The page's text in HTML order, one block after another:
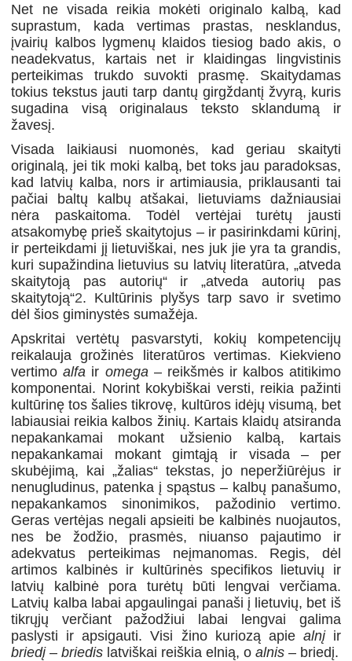
Net ne visada reikia mokėti originalo kalbą, kad
suprastum, kada vertimas prastas, nesklandus,
įvairių kalbos lygmenų klaidos tiesiog bado akis, o
neadekvatus, kartais net ir klaidingas lingvistinis
perteikimas trukdo suvokti prasmę. Skaitydamas
tokius tekstus jauti tarp dantų girgždantį žvyrą, kuris
sugadina visą originalaus teksto sklandumą ir
žavesį.
Visada laikiausi nuomonės, kad geriau skaityti
originalą, jei tik moki kalbą, bet toks jau paradoksas,
kad latvių kalba, nors ir artimiausia, priklausanti tai
pačiai baltų kalbų atšakai, lietuviams dažniausiai
nėra paskaitoma. Todėl vertėjai turėtų jausti
atsakomybę prieš skaitytojus – ir pasirinkdami kūrinį,
ir perteikdami jį lietuviškai, nes juk jie yra ta grandis,
kuri supažindina lietuvius su latvių literatūra, „atveda
skaitytoją pas autorių“ ir „atveda autorių pas
skaitytoją“2. Kultūrinis plyšys tarp savo ir svetimo
dėl šios giminystės sumažėja.
Apskritai vertėtų pasvarstyti, kokių kompetencijų
reikalauja grožinės literatūros vertimas. Kiekvieno
vertimoalfa ir omega – reikšmės ir kalbos atitikimo
komponentai. Norint kokybiškai versti, reikia pažinti
kultūrinę tos šalies tikrovę, kultūros idėjų visumą, bet
labiausiai reikia kalbos žinių. Kartais klaidų atsiranda
nepakankamai mokant užsienio kalbą, kartais
nepakankamai mokant gimtąją ir visada – per
skubėjimą, kai „žalias“ tekstas, jo neperžiūrėjus ir
nenugludinus, patenka į spąstus – kalbų panašumo,
nepakankamos sinonimikos, pažodinio vertimo.
Geras vertėjas negali apsieiti be kalbinės nuojautos,
nes be žodžio, prasmės, niuanso pajautimo ir
adekvatus perteikimas neįmanomas. Regis, dėl
artimos kalbinės ir kultūrinės specifikos lietuvių ir
latvių kalbinė pora turėtų būti lengvai verčiama.
Latvių kalba labai apgaulingai panaši į lietuvių, bet iš
tikrųjų verčiant pažodžiui labai lengvai galima
paslysti ir apsigauti. Visi žino kuriozą apie alnįir
briedį–briedis latviškai reiškia elnią, oalnis – briedį.